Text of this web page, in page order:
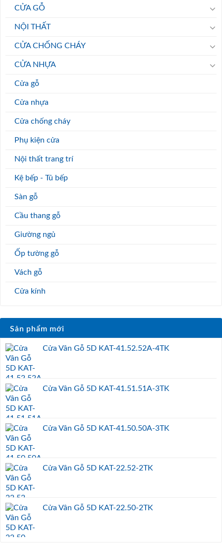
CỬA GỖ
NỘI THẤT
CỬA CHỐNG CHÁY
CỬA NHỰA
Cửa gỗ
Cửa nhựa
Cửa chống cháy
Phụ kiện cửa
Nội thất trang trí
Kệ bếp - Tủ bếp
Sàn gỗ
Cầu thang gỗ
Giường ngủ
Ốp tường gỗ
Vách gỗ
Cửa kính
Sản phẩm mới
Cửa Vân Gỗ 5D KAT-41.52.52A-4TK
Cửa Vân Gỗ 5D KAT-41.51.51A-3TK
Cửa Vân Gỗ 5D KAT-41.50.50A-3TK
Cửa Vân Gỗ 5D KAT-22.52-2TK
Cửa Vân Gỗ 5D KAT-22.50-2TK